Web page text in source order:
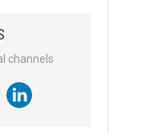
channels